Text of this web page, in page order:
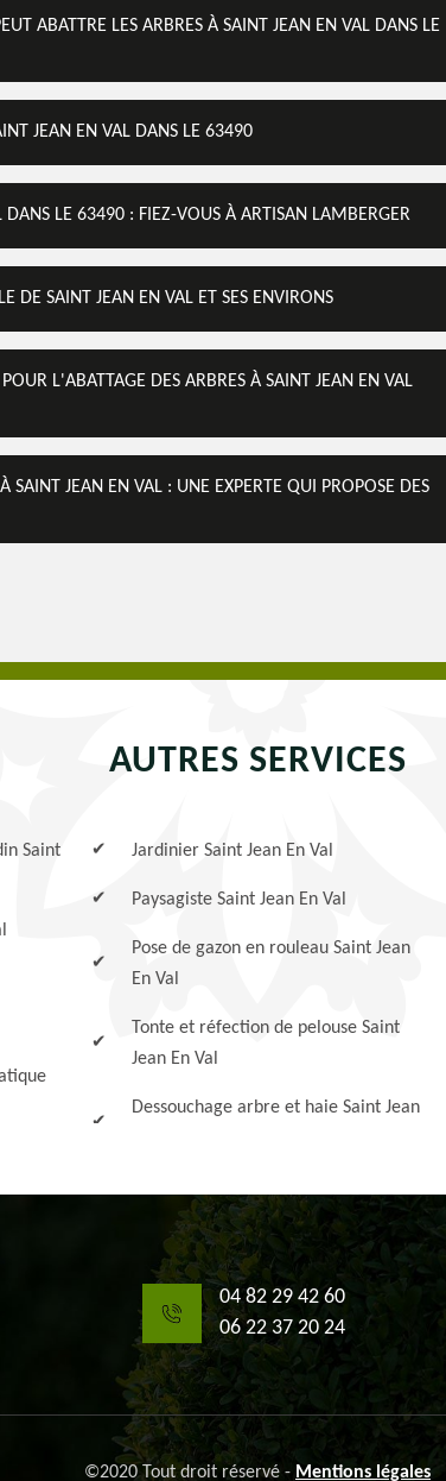
ABATTRE LES ARBRES À SAINT JEAN EN VAL DANS LE
JEAN EN VAL DANS LE 63490
DANS LE 63490 : FIEZ-VOUS À ARTISAN LAMBERGER
DE SAINT JEAN EN VAL ET SES ENVIRONS
L'ABATTAGE DES ARBRES À SAINT JEAN EN VAL
SAINT JEAN EN VAL : UNE EXPERTE QUI PROPOSE DES
AUTRES SERVICES
Saint
Jardinier Saint Jean En Val
Paysagiste Saint Jean En Val
Pose de gazon en rouleau Saint Jean
En Val
Tonte et réfection de pelouse Saint
Jean En Val
Dessouchage arbre et haie Saint Jean
04 82 29 42 60
06 22 37 20 24
©2020 Tout droit réservé - Mentions légales